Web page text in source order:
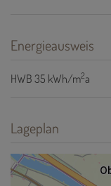
Energieausweis
HWB 35 kWh/m2a
Lageplan